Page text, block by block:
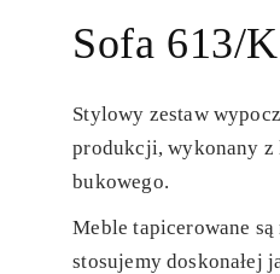
Sofa 613/K
Stylowy zestaw
produkcji, wykonany z
bukowego.
Meble tapicerowane są
stosujemy doskonałej